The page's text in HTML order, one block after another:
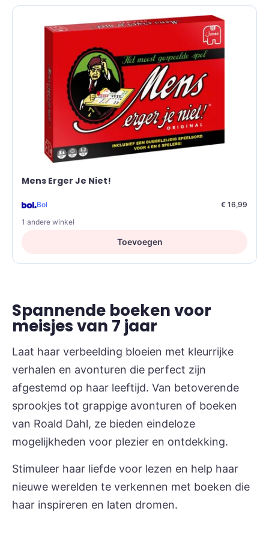
Mens Erger Je Niet!
Bol
€ 16,99
1 andere winkel
Toevoegen
Spannende boeken voor
meisjes van 7 jaar
Laat haar verbeelding bloeien met kleurrijke
verhalen en avonturen die perfect zijn
afgestemd op haar leeftijd. Van betoverende
sprookjes tot grappige avonturen of boeken
van Roald Dahl, ze bieden eindeloze
mogelijkheden voor plezier en ontdekking.
Stimuleer haar liefde voor lezen en help haar
nieuwe werelden te verkennen met boeken die
haar inspireren en laten dromen.